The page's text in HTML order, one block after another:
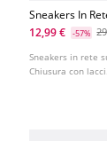
Sneakers In
12,99 €
-57%
Sneakers in rete
Chiusura con lacci.